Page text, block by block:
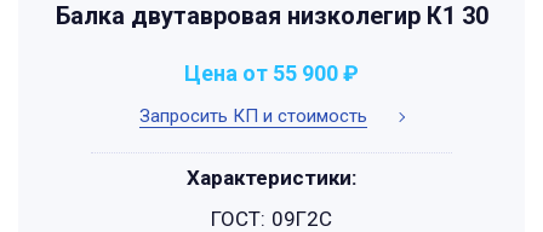
Балка двутавровая низколегир К1 30
Запросить КП и стоимость
Цена от 55 900 ₽
Характеристики:
ГОСТ: 09Г2С